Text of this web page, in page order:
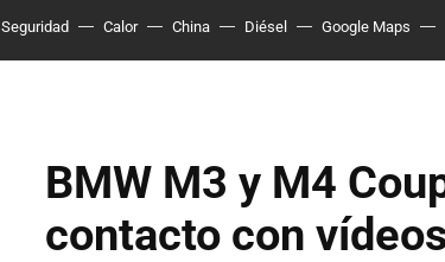
Seguridad Calor China Diésel Google Maps
BMW M3 y M4
contacto con